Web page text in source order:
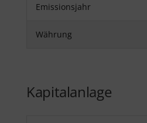
Emissionsjahr
Währung
Kapitalanlage